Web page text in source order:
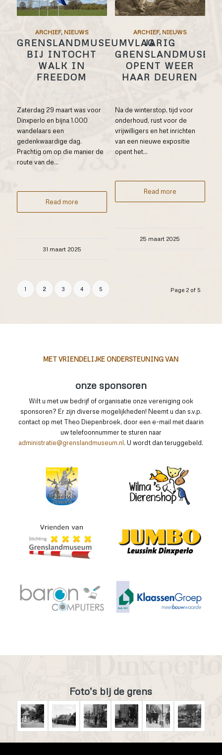
ARCHIEF, NIEUWS
GRENSLANDMUSEUMVLAG
BIJ INTOCHT
WALK IN
FREEDOM
Zaterdag 29 maart was voor
Dinxperlo en bijna 1.000
wandelaars een
gedenkwaardige dag.
Prachtig om op die manier de
route van de...
Read more
31 maart 2025
ARCHIEF, NIEUWS
JARIG
OPENT WEER
HAAR DEUREN
Na de winterstop, tijd voor
onderhoud, rust voor de
vrijwilligers en het inrichten
van een nieuwe expositie
opent het...
Read more
25 maart 2025
Page 2 of 5
1 2 3 4 5
MET VRIENDELIJKE ONDERSTEUNING VAN
onze sponsoren
Wilt u met uw bedrijf of organisatie onze vereniging ook
sponsoren? Er zijn diverse mogelijkheden! Neemt u dan s.v.p.
contact op met Theo Diepenbroek, door een e-mail met daarin
uw telefoonnummer te sturen naar
administratie@grenslandmuseum.nl. U wordt dan teruggebeld.
Foto’s bij de grens